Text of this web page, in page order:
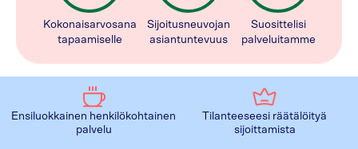
Kokonaisarvosana
tapaamiselle
Sijoitusneuvojan
asiantuntevuus
Suosittelisi
palveluitamme
Ensiluokkainen henkilökohtainen
palvelu
Tilanteeseesi räätälöityä
sijoittamista